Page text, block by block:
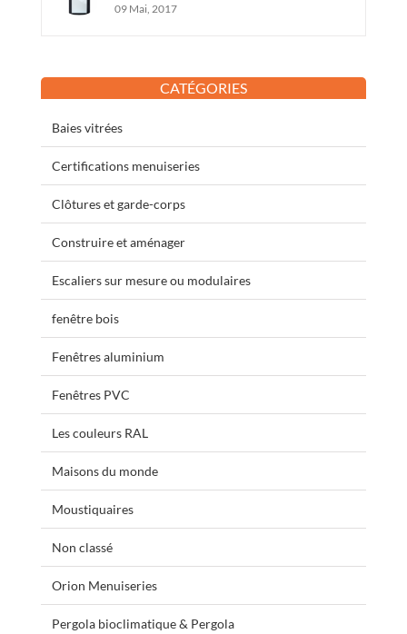
09 Mai, 2017
CATÉGORIES
Baies vitrées
Certifications menuiseries
Clôtures et garde-corps
Construire et aménager
Escaliers sur mesure ou modulaires
fenêtre bois
Fenêtres aluminium
Fenêtres PVC
Les couleurs RAL
Maisons du monde
Moustiquaires
Non classé
Orion Menuiseries
Pergola bioclimatique & Pergola